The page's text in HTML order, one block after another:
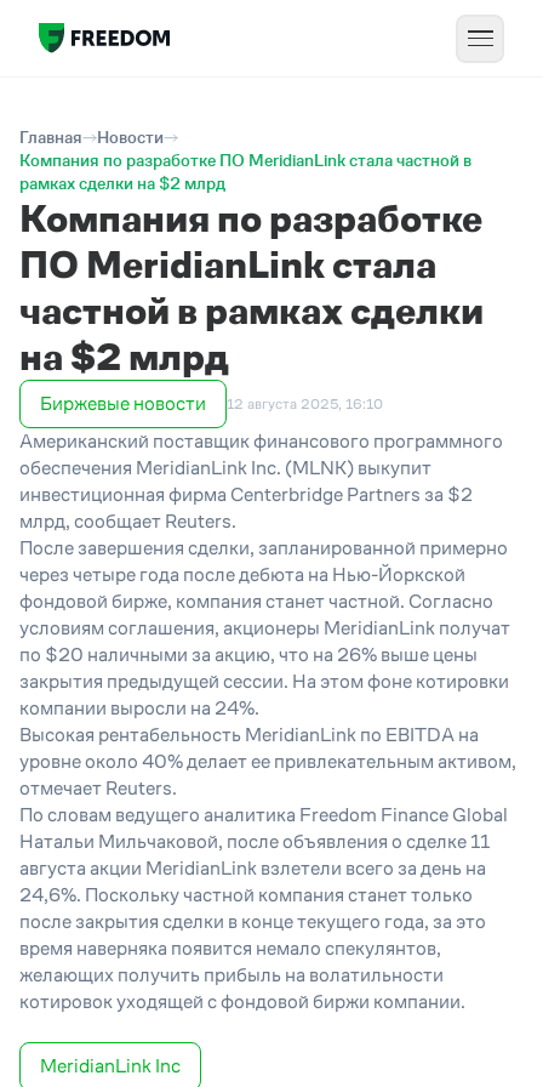
Главная
Новости
Компания по разработке ПО MeridianLink стала частной в
рамках сделки на $2 млрд
Компания по разработке
ПО MeridianLink стала
частной в рамках сделки
на $2 млрд
Биржевые новости 12 августа 2025, 16:10
Американский поставщик финансового программного
обеспечения MeridianLink Inc. (MLNK) выкупит
инвестиционная фирма Centerbridge Partners за $2
млрд, сообщает Reuters.
После завершения сделки, запланированной примерно
через четыре года после дебюта на Нью-Йоркской
фондовой бирже, компания станет частной. Согласно
условиям соглашения, акционеры MeridianLink получат
по $20 наличными за акцию, что на 26% выше цены
закрытия предыдущей сессии. На этом фоне котировки
компании выросли на 24%.
Высокая рентабельность MeridianLink по EBITDA на
уровне около 40% делает ее привлекательным активом,
отмечает Reuters.
По словам ведущего аналитика Freedom Finance Global
Натальи Мильчаковой, после объявления о сделке 11
августа акции MeridianLink взлетели всего за день на
24,6%. Поскольку частной компания станет только
после закрытия сделки в конце текущего года, за это
время наверняка появится немало спекулянтов,
желающих получить прибыль на волатильности
котировок уходящей с фондовой биржи компании.
MeridianLink Inc